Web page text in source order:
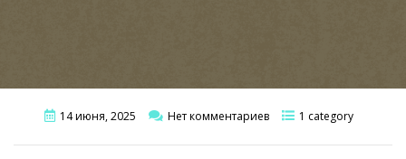
14 июня, 2025 Нет комментариев 1 category